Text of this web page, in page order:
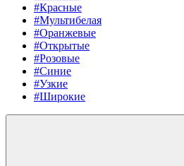
#Красные
#Мультибелая
#Оранжевые
#Открытые
#Розовые
#Синие
#Узкие
#Широкие